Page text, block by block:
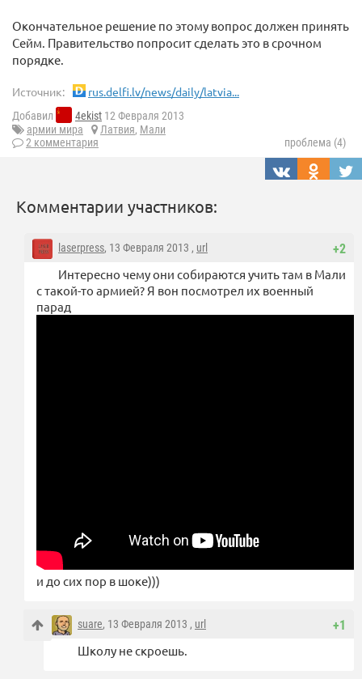
Окончательное решение по этому вопрос должен принять
Сейм. Правительство попросит сделать это в срочном
порядке.
Источник: rus.delfi.lv/news/daily/latvia...
Добавил 4ekist 12 Февраля 2013
армии мира
Латвия, Мали
2 комментария
проблема (4)
Комментарии участников:
+2
laserpress, 13 Февраля 2013 , url
Интересно чему они собираются учить там в Мали
с такой-то армией? Я вон посмотрел их военный
парад
и до сих пор в шоке)))
+1
suare, 13 Февраля 2013 , url
Школу не скроешь.